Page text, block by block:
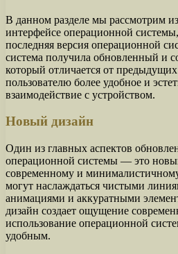
В данном разделе мы рассмотрим
интерфейсе операционной
последняя версия операционной
система получила обновленный и
который отличается от
пользователю более удобное и
взаимодействие с устройством.
Новый дизайн
Один из главных аспектов
операционной системы — это
современному и
могут наслаждаться чистыми
анимациями и аккуратными
дизайн создает ощущение
использование операционной
удобным.